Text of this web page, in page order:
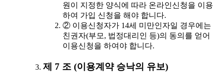
원이 지정한 양식에 따라 온라인신청을 이용
하여 가입 신청을 해야 합니다.
② 이용신청자가 14세 미만인자일 경우에는
친권자(부모, 법정대리인 등)의 동의를 얻어
이용신청을 하여야 합니다.
제 7 조 (이용계약 승낙의 유보)